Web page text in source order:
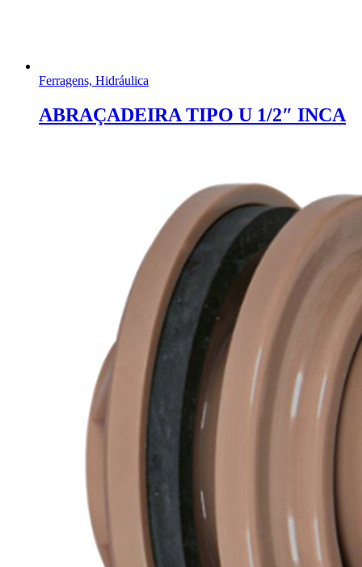
Ferragens, Hidráulica
ABRAÇADEIRA TIPO U 1/2″ INCA